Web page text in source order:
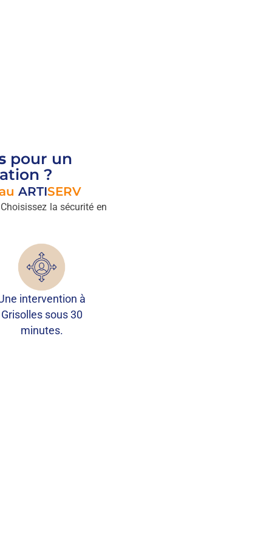
pour un
?
ARTISERV
la sécurité en
intervention à
Grisolles sous 30
minutes.